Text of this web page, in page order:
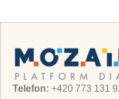
Telefon: +420 773 131